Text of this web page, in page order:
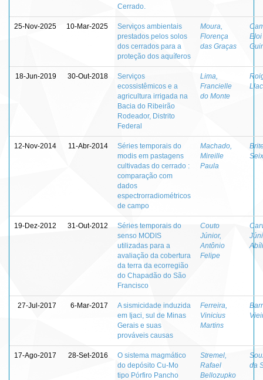
Cerrado.
25-Nov-2025 10-Mar-2025
Serviços ambientais
prestados pelos solos
dos cerrados para a
proteção dos aquíferos
Moura,
Florença
das Graças
Eloi
18-Jun-2019 30-Out-2018
Serviços
ecossistêmicos e a
agricultura irrigada na
Bacia do Ribeirão
Rodeador, Distrito
Federal
Lima,
Francielle
do Monte
12-Nov-2014 11-Abr-2014
Séries temporais do
modis em pastagens
cultivadas do cerrado :
comparação com
dados
espectrorradiométricos
de campo
Machado,
Mireille
Paula
19-Dez-2012 31-Out-2012
Séries temporais do
senso MODIS
utilizadas para a
avaliação da cobertura
da terra da ecorregião
do Chapadão do São
Francisco
Couto
Júnior,
Antônio
Felipe
27-Jul-2017 6-Mar-2017
A sismicidade induzida
em Ijaci, sul de Minas
Gerais e suas
prováveis causas
Ferreira,
Vinicius
Martins
17-Ago-2017 28-Set-2016
O sistema magmático
do depósito Cu-Mo
tipo Pórfiro Pancho
Stremel,
Rafael
Bellozupko
da